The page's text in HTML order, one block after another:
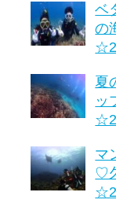
ベ
の
夏
ッ
マ
♡